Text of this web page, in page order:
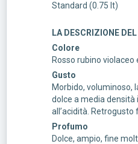
Standard (0.75 lt)
LA DESCRIZIONE
Colore
Rosso rubino violaceo
Gusto
Morbido, voluminoso,
dolce a media densità
all’acidità.
Profumo
Dolce, ampio, fine